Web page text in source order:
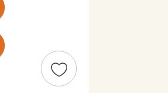
かん「スイー
栽培が盛んに
るリアス式海
われ、中でも
シャンビュー